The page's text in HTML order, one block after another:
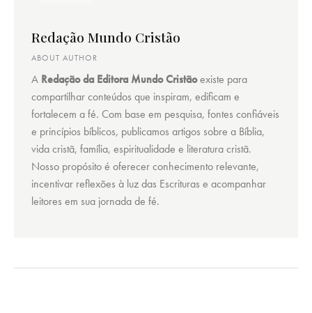
Redação Mundo Cristão
ABOUT AUTHOR
A Redação da Editora Mundo Cristãoexiste para
compartilhar conteúdos que inspiram, edificam e
fortalecem a fé. Com base em pesquisa, fontes confiáveis
e princípios bíblicos, publicamos artigos sobre a Bíblia,
vida cristã, família, espiritualidade e literatura cristã.
Nosso propósito é oferecer conhecimento relevante,
incentivar reflexões à luz das Escrituras e acompanhar
leitores em sua jornada de fé.